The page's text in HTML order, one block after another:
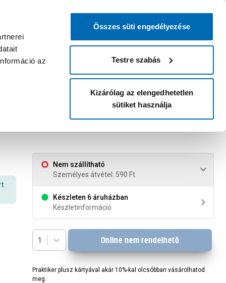
az
Összes süti engedélyezése
Testre szabás
Kizárólag az elengedhetetlen
sütiket használja
bejelentkezni?
Belépés Listáim
Áruházak és szolgáltatások
Nem szállítható
Személyes átvétel: 590 Ft
Készleten 6 áruházban
Készletinformáció
1 Online nem rendelhető
Praktiker plusz kártyával akár 10%-kal olcsóbban vásárolhatod
meg.